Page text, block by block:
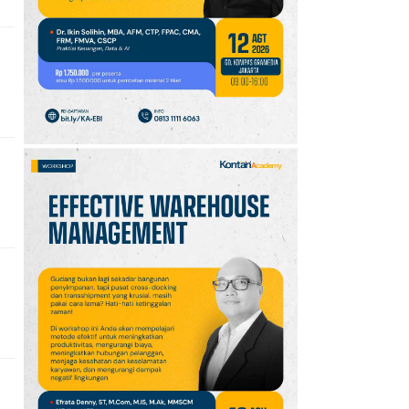
10 Intip Prakiraan Cuaca
Sumsel Kamis (6/8):
Hujan Ringan
Mendominasi, Siapkan
Payung!